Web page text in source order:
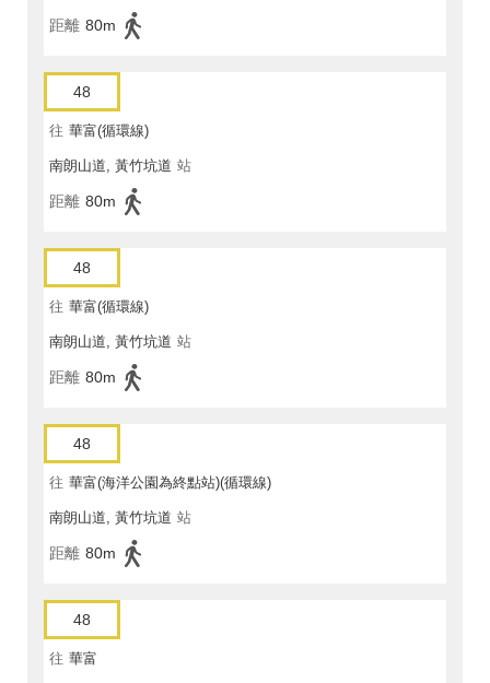
距離 80m
48
往 華富(循環線)
南朗山道, 黃竹坑道 站
距離 80m
48
往 華富(循環線)
南朗山道, 黃竹坑道 站
距離 80m
48
往 華富(海洋公園為終點站)(循環線)
南朗山道, 黃竹坑道 站
距離 80m
48
往 華富